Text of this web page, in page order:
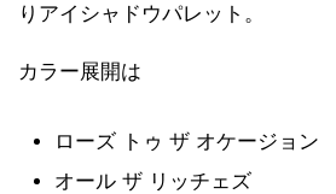
りアイシャドウパレット。
カラー展開は
ローズ トゥ ザ オケージョン
オール ザ リッチェズ